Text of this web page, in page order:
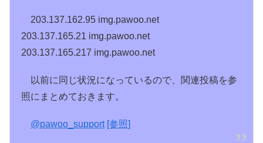
203.137.162.95 img.pawoo.net
203.137.165.21 img.pawoo.net
203.137.165.217 img.pawoo.net
以前に同じ状況になっているので、関連投稿を参
照にまとめておきます。
@pawoo_support [参照]